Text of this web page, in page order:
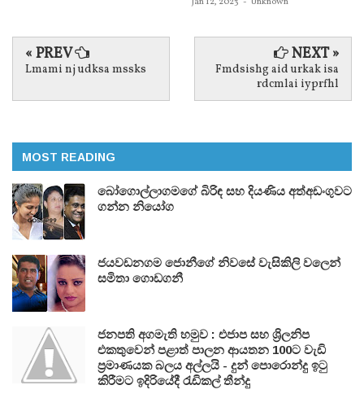
« PREV
Lmami nj udksa mssks
NEXT »
Fmdsishg aid urkak isa
rdcmlai iyprfhl
MOST READING
බෝගොල්ලාගමගේ බිරිඳ සහ දියණිය අත්අඩංගුවට
ගන්න නියෝග
ජයවඩනගම ජොනීගේ නිවසේ වැසිකිලි වලෙන්
සමිතා ගොඩගනී
ජනපති අගමැති හමුව : එජාප සහ ශ්‍රිලනිප
එකතුවෙන් පළාත් පාලන ආයතන 100ට වැඩි
ප්‍රමාණයක බලය අල්ලයි - දුන් පොරොන්දු ඉටු
කිරීමට ඉදිරියේදී රැඩිකල් තීන්දු